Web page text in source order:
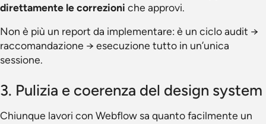
direttamente le correzioni che approvi.
Non è più un report da implementare: è un ciclo audit →
raccomandazione → esecuzione tutto in un’unica
sessione.
3. Pulizia e coerenza del design system
Chiunque lavori con Webflow sa quanto facilmente un